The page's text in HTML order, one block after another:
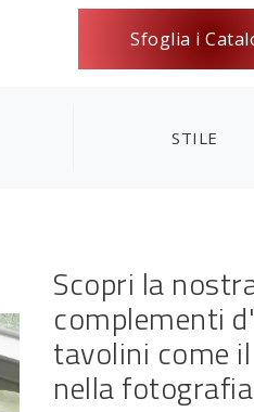
Sfoglia i
STILE
Scopri la
complementi
tavolini come
nella fotografia